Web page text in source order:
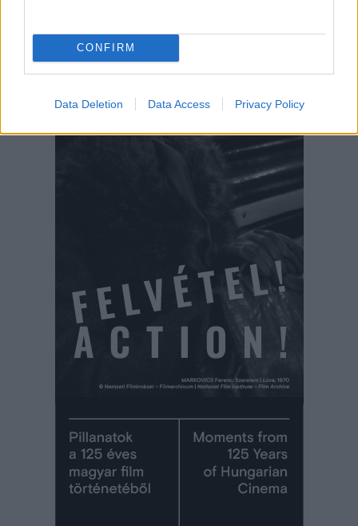
CONFIRM
Data Deletion Data Access Privacy Policy